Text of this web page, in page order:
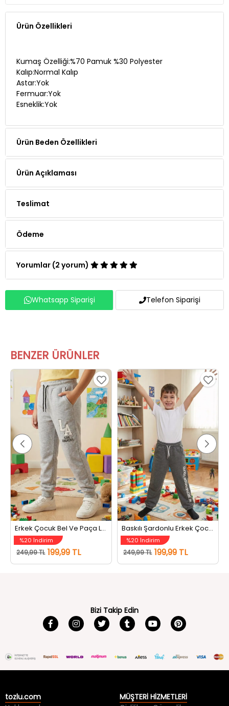
Ürün Özellikleri
Kalıp:Normal Kalıp
Astar:Yok
Fermuar:Yok
Esneklik:Yok
Ürün Beden Özellikleri
Ürün Açıklaması
Teslimat
Ödeme
Yorumlar (2 yorum)
Erkek Çocuk Bel Ve Paça Lastikli Baskılı Üç İplik Şardonlu Eşofman Altı Gri
%20 İndirim
249,99 TL 199,99 TL
Baskılı Şardonlu Erkek Çocuk Eşofman Altı Koyugri
%20 İndirim
249,99 TL 199,99 TL
Hakkımızda
Gizlilik ve Güvenlik